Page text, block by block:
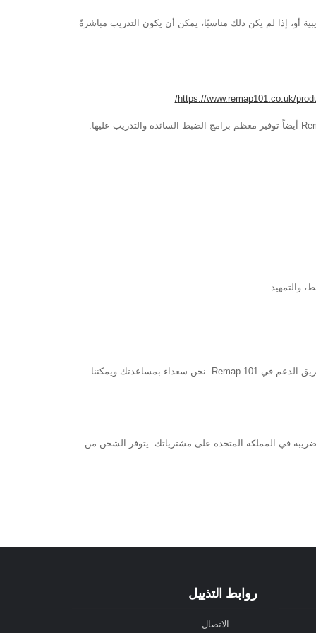
أو، إذا لم يكن ذلك مناسبًا، يمكن أن يكون التدريب مباشرةً
https://www.remap101.co.uk/
بالإضافة إلى أدوات ضبط السيارة، والكابلات، والموصلات، والأجهزة الإضافية، يمكن ل Remap 101 أيضاً توفير معظم برامج الضبط السائدة والتدريب عليها.
إذا كنت بحاجة إلى أي مساعدة في اختيار أدوات الضبط أو برنامج الضبط، يُرجى التواصل مع فريق الدعم في Remap 101. نحن سعداء بمساعدتك ويمكننا
ضريبة في المملكة المتحدة على مشترياتك. يتوفر الشحن من
روابط التذييل
الاتصال